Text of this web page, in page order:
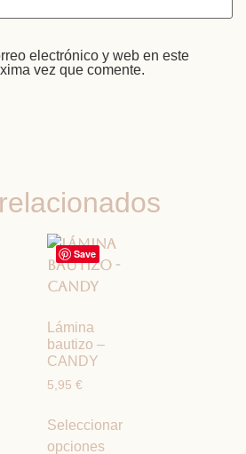
electrónico y web en este
vez que comente.
Save
Lámina
bautizo –
CANDY
5,95 €
Seleccionar
opciones